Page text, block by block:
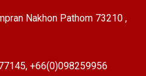
Nakhon Pathom 73210 ,
, +66(0)098259956